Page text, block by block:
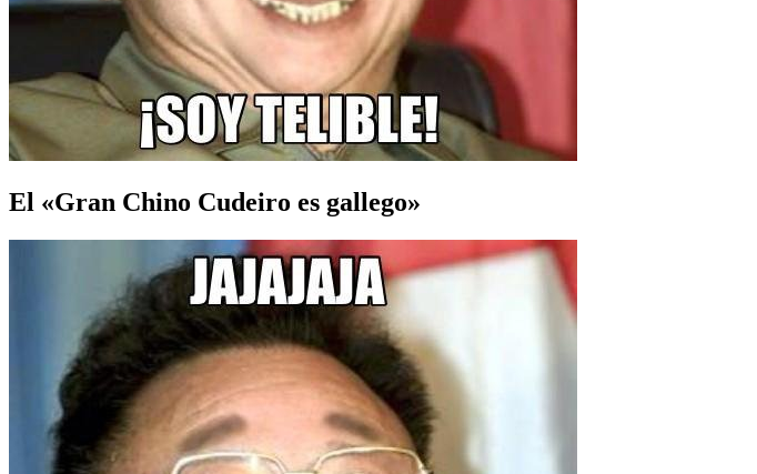
El «Gran Chino Cudeiro es gallego»